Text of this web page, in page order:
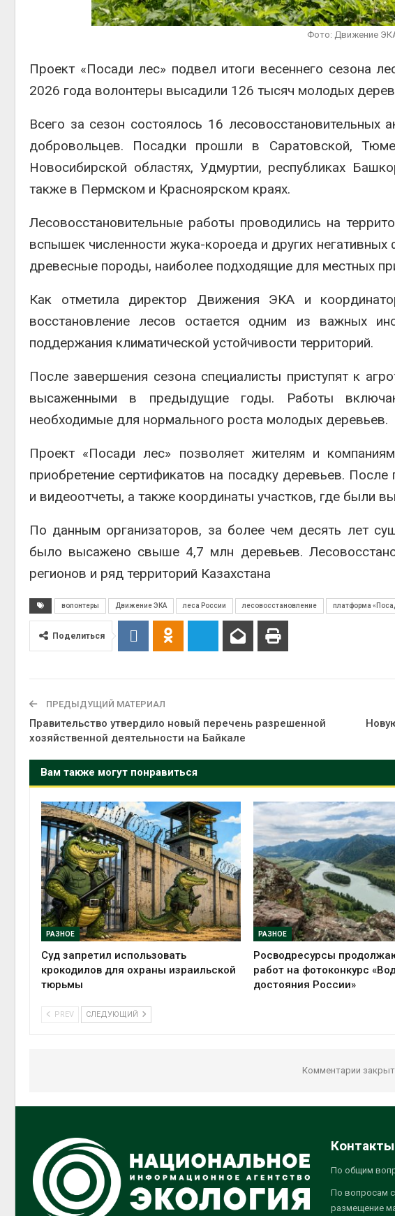
Фото: Движение
Проект «Посади лес» подвел итоги весеннего сезона
2026 года волонтеры высадили 126 тысяч молодых
Всего за сезон состоялось 16 лесовосстановительных
добровольцев. Посадки прошли в Саратовской,
Новосибирской областях, Удмуртии, республиках
также в Пермском и Красноярском краях.
Лесовосстановительные работы проводились на
вспышек численности жука-короеда и других
древесные породы, наиболее подходящие для местных
Как отметила директор Движения ЭКА и
восстановление лесов остается одним из важных
поддержания климатической устойчивости территорий.
После завершения сезона специалисты приступят к
высаженными в предыдущие годы. Работы
необходимые для нормального роста молодых деревьев.
Проект «Посади лес» позволяет жителям и
приобретение сертификатов на посадку деревьев.
и видеоотчеты, а также координаты участков, где были
По данным организаторов, за более чем десять лет
было высажено свыше 4,7 млн деревьев.
регионов и ряд территорий Казахстана
волонтеры Движение ЭКА леса России лесовосстановление платформа
Поделиться
ПРЕДЫДУЩИЙ МАТЕРИАЛ
Правительство утвердило новый перечень разрешенной
хозяйственной деятельности на Байкале
Вам также могут понравиться
РАЗНОЕ
Суд запретил использовать
крокодилов для охраны израильской
тюрьмы
РАЗНОЕ
Росводресурсы
работ на фотоконкурс
достояния России»
PREV СЛЕДУЮЩИЙ
Комментарии
Авг 4, 2026
Ливни и
Авг 4, 2026
Контакты
По общим
По вопросам
размещение